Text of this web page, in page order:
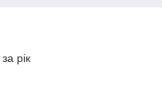
рік